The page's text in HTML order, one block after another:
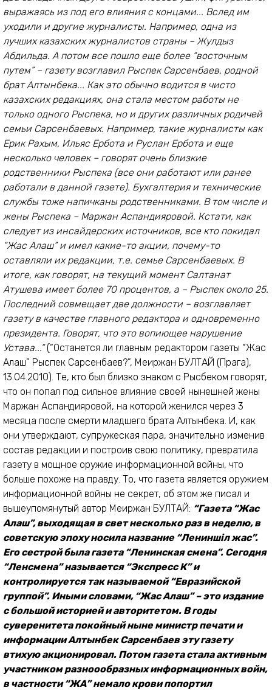
выражаясь из под его влияния с концами... Вслед им
уходили и другие журналисты. Например, одна из
лучших казахских журналистов страны – Жулдыз
Абдильда. А потом все пошло еще более “восточным
путем” – газету возглавил Рыспек Сарсенбаев, родной
брат Алтынбека... Как это обычно водится в чисто
казахских редакциях, она стала местом работы не
только одного Рыспека, но и других различных родичей
семьи Сарсенбаевых. Например, такие журналисты как
Ерик Рахым, Ильяс Ербота и Руслан Ербота и еще
несколько человек – говорят очень близкие
родственники Рыспека (все они работают или ранее
работали в данной газете). Бухгалтерия и технические
службы тоже напичканы родственниками. В том числе и
жены Рыспека – Маржан Аспандияровой. Кстати, как
следует из инсайдерских источников, все кто покидал
“Жас Алаш” и имел какие-то акции, почему-то
оставляли их редакции, т.е. семье Сарсенбаевых. В
итоге, как говорят, на текущий момент Салтанат
Атушева имеет более 70 процентов, а – Рыспек около 25.
Последний совмещает две должности – возглавляет
газету в качестве главного редактора и одновременно
президента. Говорят, что это вопиющее нарушение
Устава...”(“Останется ли главным редактором газеты “Жас
Алаш” Рыспек Сарсенбаев?”, Меиржан БУЛТАЙ (Прага),
13.04.2010). Те, кто был близко знаком с Рысбеком говорят,
что он попал под сильное влияние своей нынешней жены
Маржан Аспандияровой, на которой женился через 3
месяца после смерти младшего брата Алтынбека. И, как
они утверждают, супружеская пара, значительно изменив
состав редакции и построив свою политику, превратила
газету в мощное оружие информационной войны, что
больше похоже на правду. То, что газета является оружием
информационной войны не секрет, об этом же писал и
вышеупомянутый автор Меиржан БУЛТАЙ: “Газета “Жас
Алаш”, выходящая в свет несколько раз в неделю, в
советскую эпоху носила название “Лениншiл жас”.
Его сестрой была газета “Ленинская смена”. Сегодня
“Ленсмена” называется “Экспресс К” и
контролируется так называемой “Евразийской
группой”. Иными словами, “Жас Алаш” – это издание
с большой историей и авторитетом. В годы
суверенитета покойный ныне министр печати и
информации Алтынбек Сарсенбаев эту газету
втихую акционировал. Потом газета стала активным
участником разноообразных информационных войн,
в частности “ЖА” немало крови попортил